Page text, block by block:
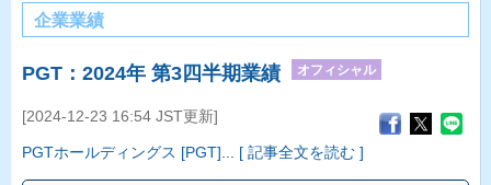
企業業績
PGT：2024年 第3四半期業績 オフィシャル
[2024-12-23 16:54 JST更新]
PGTホールディングス [PGT] [ 記事全文を読む ]